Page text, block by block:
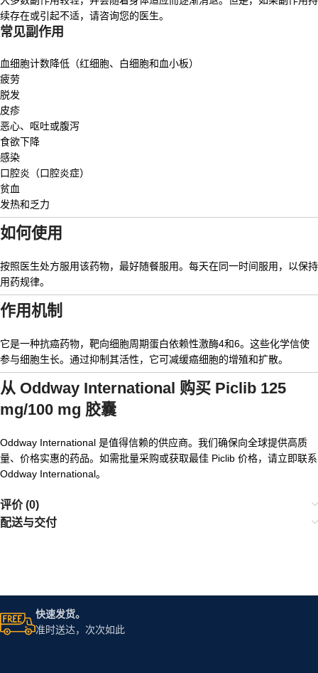
续存在或引起不适，请咨询您的医生。
常见副作用
血细胞计数降低（红细胞、白细胞和血小板）
疲劳
脱发
皮疹
恶心、呕吐或腹泻
食欲下降
感染
口腔炎（口腔炎症）
贫血
发热和乏力
如何使用
按照医生处方服用该药物，最好随餐服用。每天在同一时间服用，以保持
用药规律。
作用机制
它是一种抗癌药物，靶向细胞周期蛋白依赖性激酶4和6。这些化学信使
参与细胞生长。通过抑制其活性，它可减缓癌细胞的增殖和扩散。
从 Oddway International 购买 Piclib 125
mg/100 mg 胶囊
Oddway International 是值得信赖的供应商。我们确保向全球提供高质
量、价格实惠的药品。如需批量采购或获取最佳 Piclib 价格，请立即联系
Oddway International。
评价 (0)
配送与交付
快速发货。
准时送达，次次如此